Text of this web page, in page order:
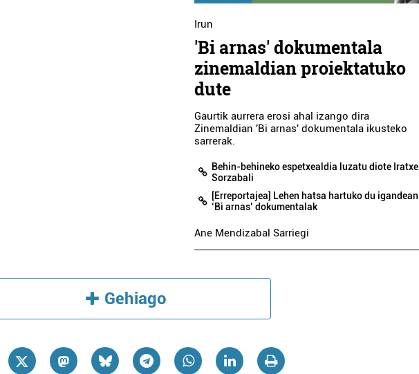
Irun
'Bi arnas' dokumentala
zinemaldian proiektatuko
dute
Gaurtik aurrera erosi ahal izango dira
Zinemaldian 'Bi arnas' dokumentala ikusteko
sarrerak.
Behin-behineko espetxealdia luzatu diote Iratxe
Sorzabali
[Erreportajea] Lehen hatsa hartuko du igandean
‘Bi arnas’ dokumentalak
Ane Mendizabal Sarriegi
Gehiago